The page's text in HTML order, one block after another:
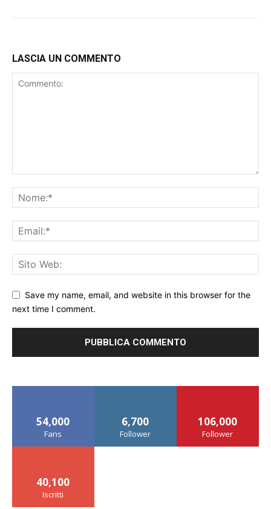
LASCIA UN COMMENTO
Save my name, email, and website in this browser for the
next time I comment.
54,000
Fans
6,700
Follower
106,000
Follower
40,100
Iscritti